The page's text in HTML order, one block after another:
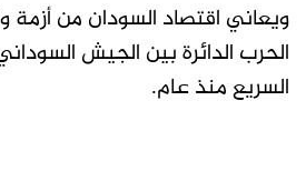
ويعاني اقتصاد السودان من أزمة
الحرب الدائرة بين الجيش
السريع منذ عام.